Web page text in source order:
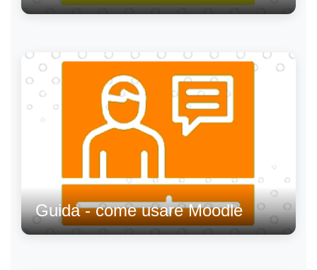
Guida - come usare Moodle